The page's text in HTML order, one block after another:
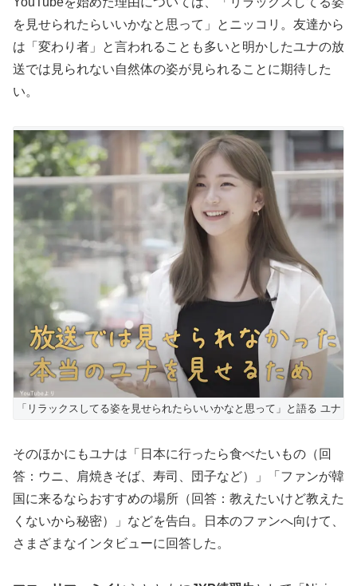
を見せられたらいいかなと思って」とニッコリ。友達から
は「変わり者」と言われることも多いと明かしたユナの放
送では見られない自然体の姿が見られることに期待した
い。
「リラックスしてる姿を見せられたらいいかなと思って」と語る ユナ
そのほかにもユナは「日本に行ったら食べたいもの（回
答：ウニ、肩焼きそば、寿司、団子など）」「ファンが韓
国に来るならおすすめの場所（回答：教えたいけど教えた
くないから秘密）」などを告白。日本のファンへ向けて、
さまざまなインタビューに回答した。